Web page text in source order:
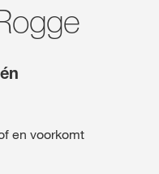
en voorkomt